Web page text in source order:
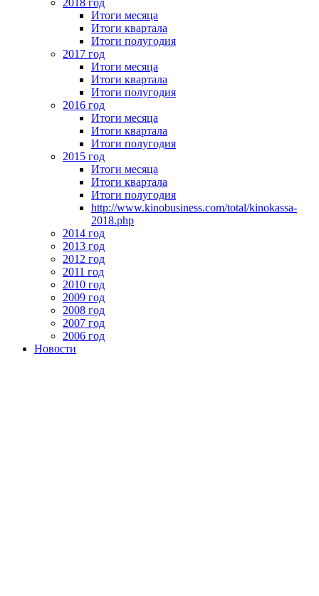
Итоги месяца
Итоги квартала
Итоги полугодия
2017 год
Итоги месяца
Итоги квартала
Итоги полугодия
2016 год
Итоги месяца
Итоги квартала
Итоги полугодия
2015 год
Итоги месяца
Итоги квартала
Итоги полугодия
http://www.kinobusiness.com/total/kinokassa-
2018.php
2014 год
2013 год
2012 год
2011 год
2010 год
2009 год
2008 год
2007 год
2006 год
Новости